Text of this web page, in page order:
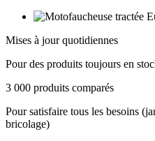
Mises à jour quotidiennes
Pour des produits toujours en
3 000 produits comparés
Pour satisfaire tous les besoins
bricolage)